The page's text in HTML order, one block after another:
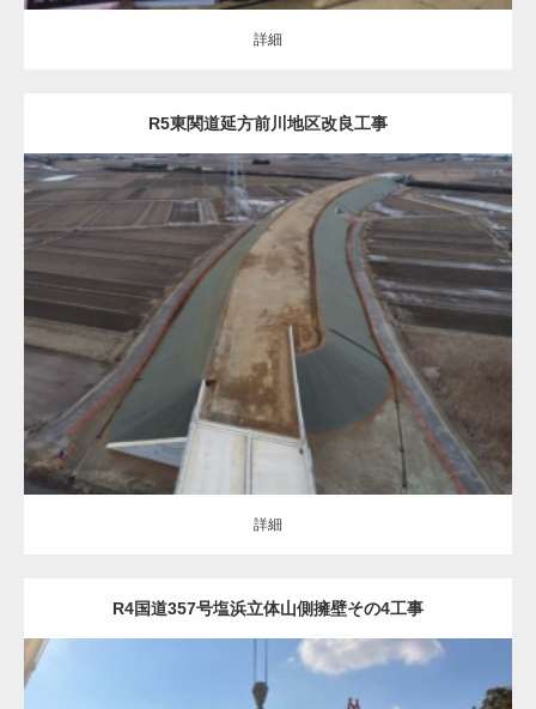
詳細
R5東関道延方前川地区改良工事
土木・建築（ALL） 道路改良
詳細
詳細
R4国道357号塩浜立体山側擁壁その4工事